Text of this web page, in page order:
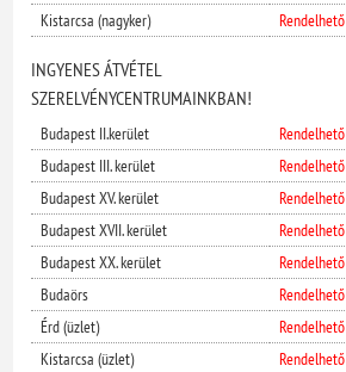
Kistarcsa (nagyker)
Rendelhető
INGYENES ÁTVÉTEL
SZERELVÉNYCENTRUMAINKBAN!
Budapest II.kerület
Rendelhető
Budapest III. kerület
Rendelhető
Budapest XV. kerület
Rendelhető
Budapest XVII. kerület
Rendelhető
Budapest XX. kerület
Rendelhető
Budaörs
Rendelhető
Érd (üzlet)
Rendelhető
Kistarcsa (üzlet)
Rendelhető